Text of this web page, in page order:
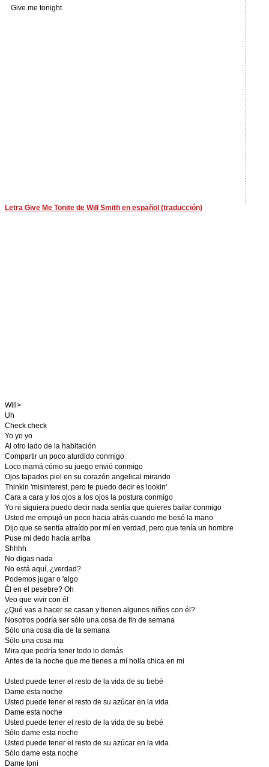
Give me tonight
Letra Give Me Tonite de Will Smith en español (traducción)
Will>
Uh
Check check
Yo yo yo
Al otro lado de la habitación
Compartir un poco aturdido conmigo
Loco mamá cómo su juego envió conmigo
Ojos tapados piel en su corazón angelical mirando
Thinkin 'misinterest, pero te puedo decir es lookin'
Cara a cara y los ojos a los ojos la postura conmigo
Yo ni siquiera puedo decir nada sentía que quieres bailar conmigo
Usted me empujó un poco hacia atrás cuando me besó la mano
Dijo que se sentía atraído por mí en verdad, pero que tenía un hombre
Puse mi dedo hacia arriba
Shhhh
No digas nada
No está aquí, ¿verdad?
Podemos jugar o 'algo
Él en el pesebre? Oh
Veo que vivir con él
¿Qué vas a hacer se casan y tienen algunos niños con él?
Nosotros podría ser sólo una cosa de fin de semana
Sólo una cosa día de la semana
Sólo una cosa ma
Mira que podría tener todo lo demás
Antes de la noche que me tienes a mí holla chica en mi
Usted puede tener el resto de la vida de su bebé
Dame esta noche
Usted puede tener el resto de su azúcar en la vida
Dame esta noche
Usted puede tener el resto de la vida de su bebé
Sólo dame esta noche
Usted puede tener el resto de su azúcar en la vida
Sólo dame esta noche
Dame toni